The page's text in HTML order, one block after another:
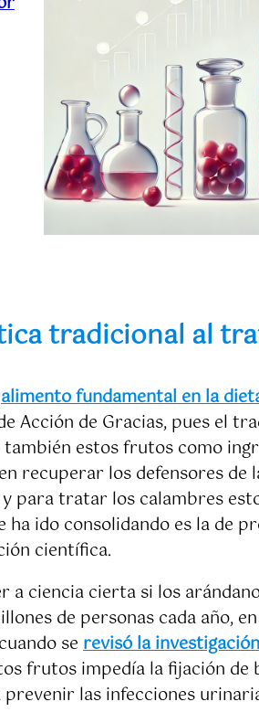
tradicional al
alimento fundamental en la
Acción de Gracias, pues el
también estos frutos como
recuperar los defensores de
para tratar los calambres
ido consolidando es la de
científica.
a ciencia cierta si los
de personas cada año,
se revisó la
frutos impedía la fijación
las infecciones